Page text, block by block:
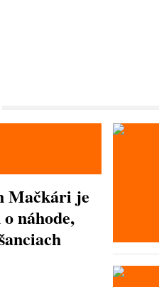
Mačkári je
náhode,